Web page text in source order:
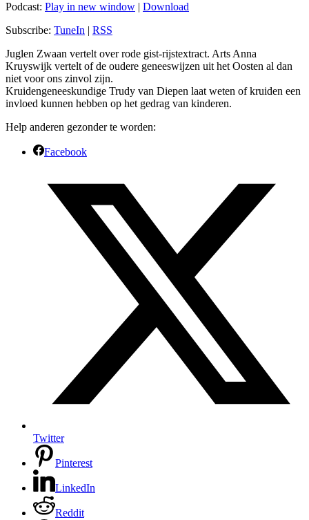
Podcast: Play in new window | Download
Subscribe: TuneIn | RSS
Juglen Zwaan vertelt over rode gist-rijstextract. Arts Anna
Kruyswijk vertelt of de oudere geneeswijzen uit het Oosten al dan
niet voor ons zinvol zijn.
Kruidengeneeskundige Trudy van Diepen laat weten of kruiden een
invloed kunnen hebben op het gedrag van kinderen.
Help anderen gezonder te worden:
Facebook
Twitter
Pinterest
LinkedIn
Reddit